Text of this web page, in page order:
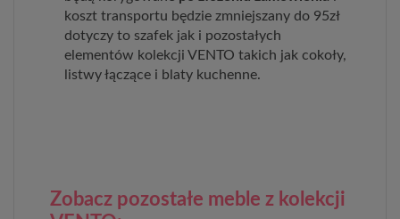
koszt transportu będzie zmniejszany do 95zł
dotyczy to szafek jak i pozostałych
elementów kolekcji VENTO takich jak cokoły,
listwy łączące i blaty kuchenne.
Zobacz pozostałe meble z kolekcji